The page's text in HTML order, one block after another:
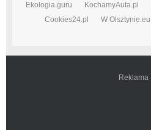
Ekologia.guru
KochamyAuta.pl
Cookies24.pl
W Olsztynie.eu
Reklama